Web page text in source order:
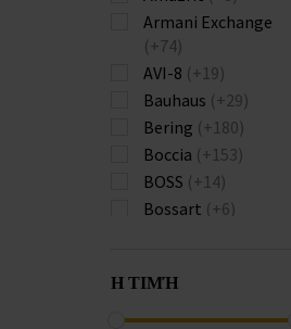
Armani Exchange
(+74)
AVI-8 (+19)
Bauhaus (+29)
Bering (+180)
Boccia (+153)
BOSS (+14)
Bossart (+6)
Calvin Klein
Carl von Zeyten(+28)
Η ΤΙΜΉ